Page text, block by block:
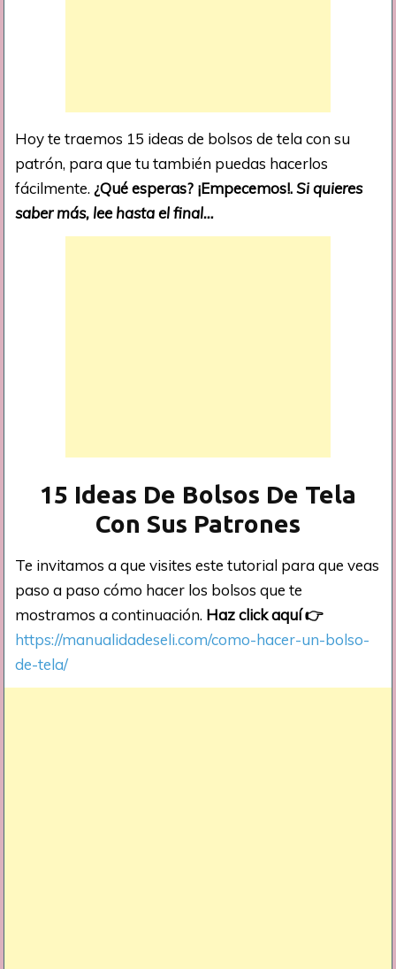
Hoy te traemos 15 ideas de bolsos de tela con su
patrón, para que tu también puedas hacerlos
fácilmente. ¿Qué esperas? ¡Empecemos!.Si quieres
saber más, lee hasta el final…
15 Ideas De Bolsos De Tela
Con Sus Patrones
Te invitamos a que visites este tutorial para que veas
paso a paso cómo hacer los bolsos que te
mostramos a continuación. Haz click aquí👉
https://manualidadeseli.com/como-hacer-un-bolso-
de-tela/